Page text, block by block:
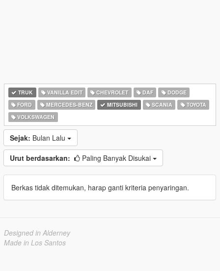
TRUK VANILLA EDIT CHEVROLET DAF
DODGE
FORD
MERCEDES-BENZ MITSUBISHI SCANIA
TOYOTA
VOLKSWAGEN
Sejak: Bulan Lalu
Urut berdasarkan: Paling Banyak Disukai
Berkas tidak ditemukan, harap ganti kriteria penyaringan.
Designed in Alderney
Made in Los Santos